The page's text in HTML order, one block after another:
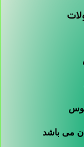
می باشد